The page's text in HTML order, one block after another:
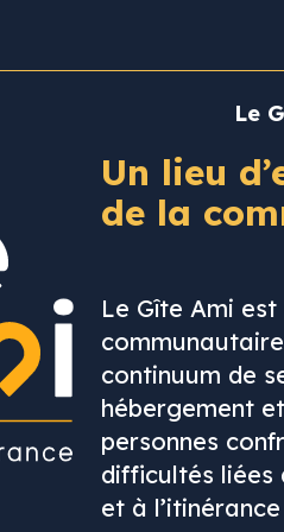
Le
Un lieu
de la
Le Gîte Ami
continuum de
hébergement
personnes
difficultés liées
et à l’itinérance